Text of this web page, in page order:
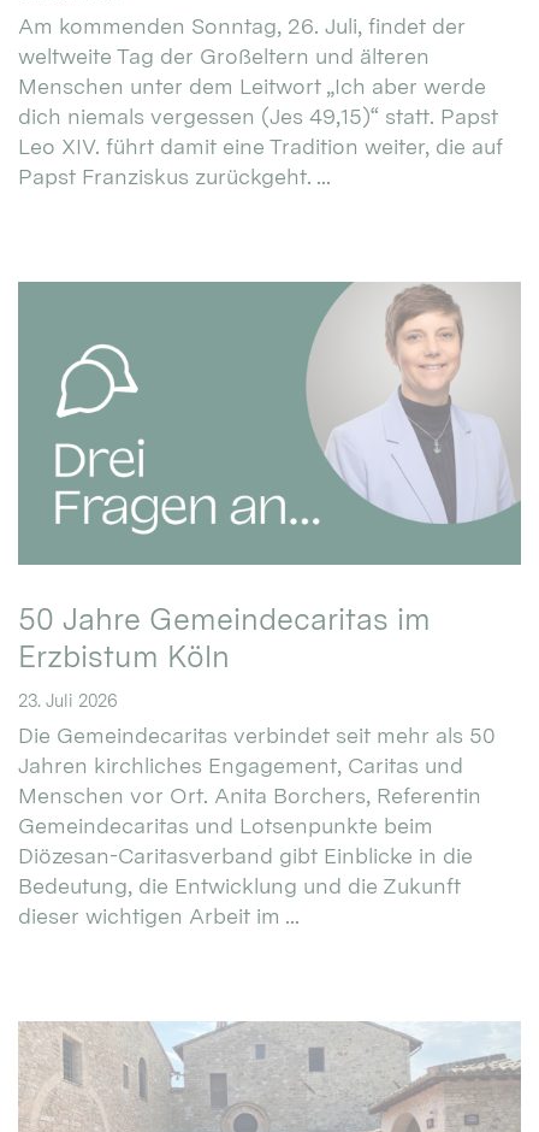
Am kommenden Sonntag, 26. Juli, findet der
weltweite Tag der Großeltern und älteren
Menschen unter dem Leitwort „Ich aber werde
dich niemals vergessen (Jes 49,15)“ statt. Papst
Leo XIV. führt damit eine Tradition weiter, die auf
Papst Franziskus zurückgeht. ...
50 Jahre Gemeindecaritas im
Erzbistum Köln
23. Juli 2026
Die Gemeindecaritas verbindet seit mehr als 50
Jahren kirchliches Engagement, Caritas und
Menschen vor Ort. Anita Borchers, Referentin
Gemeindecaritas und Lotsenpunkte beim
Diözesan-Caritasverband gibt Einblicke in die
Bedeutung, die Entwicklung und die Zukunft
dieser wichtigen Arbeit im ...